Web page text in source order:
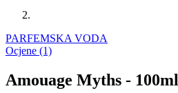
PARFEMSKA VODA
Ocjene (1)
Amouage Myths - 100ml